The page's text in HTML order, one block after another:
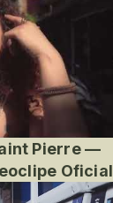
Pierre —
Oficial